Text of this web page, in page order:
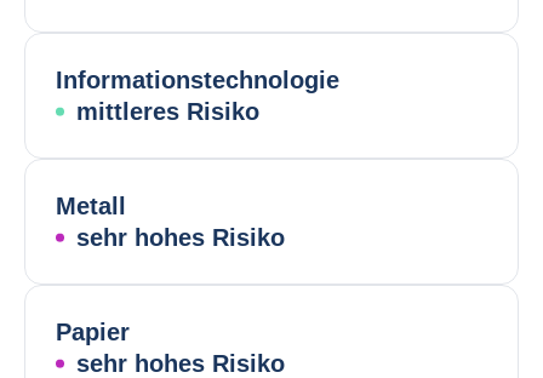
Informationstechnologie
mittleres Risiko
Metall
sehr hohes Risiko
Papier
sehr hohes Risiko